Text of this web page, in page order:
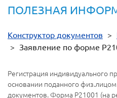
ПОЛЕЗНАЯ
Конструктор документов >
> Заявление по форме
Регистрация индивидуального
основании поданного
документов. Форма Р21001 (на